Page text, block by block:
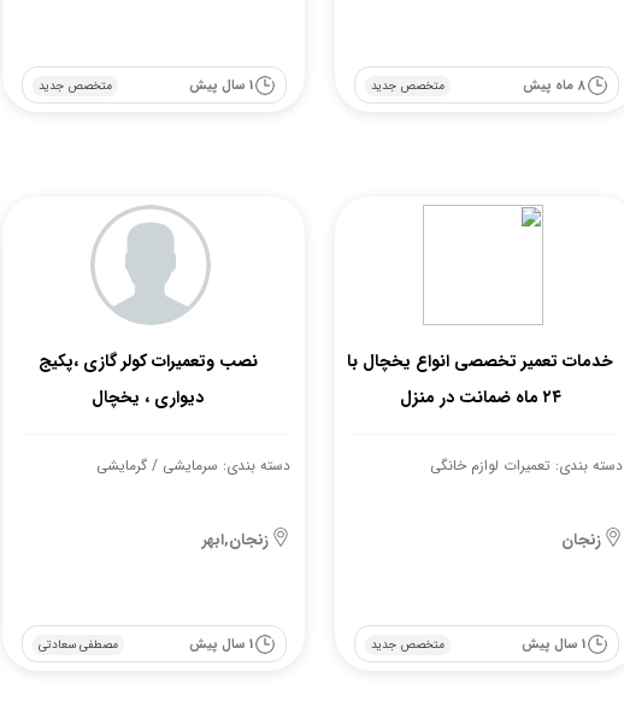
متخصص جدید 8 ماه پیش متخصص جدید 1 سال پیش
خدمات تعمیر تخصصی انواع یخچال با
۲۴ ماه ضمانت در منزل
دسته بندی: تعمیرات لوازم خانگی
زنجان
متخصص جدید 1 سال پیش
نصب وتعمیرات کولر گازی ،پکیج
دیواری ، یخچال
دسته بندی: سرمایشی / گرمایشی
زنجان,ابهر
مصطفی سعادتی 1 سال پیش